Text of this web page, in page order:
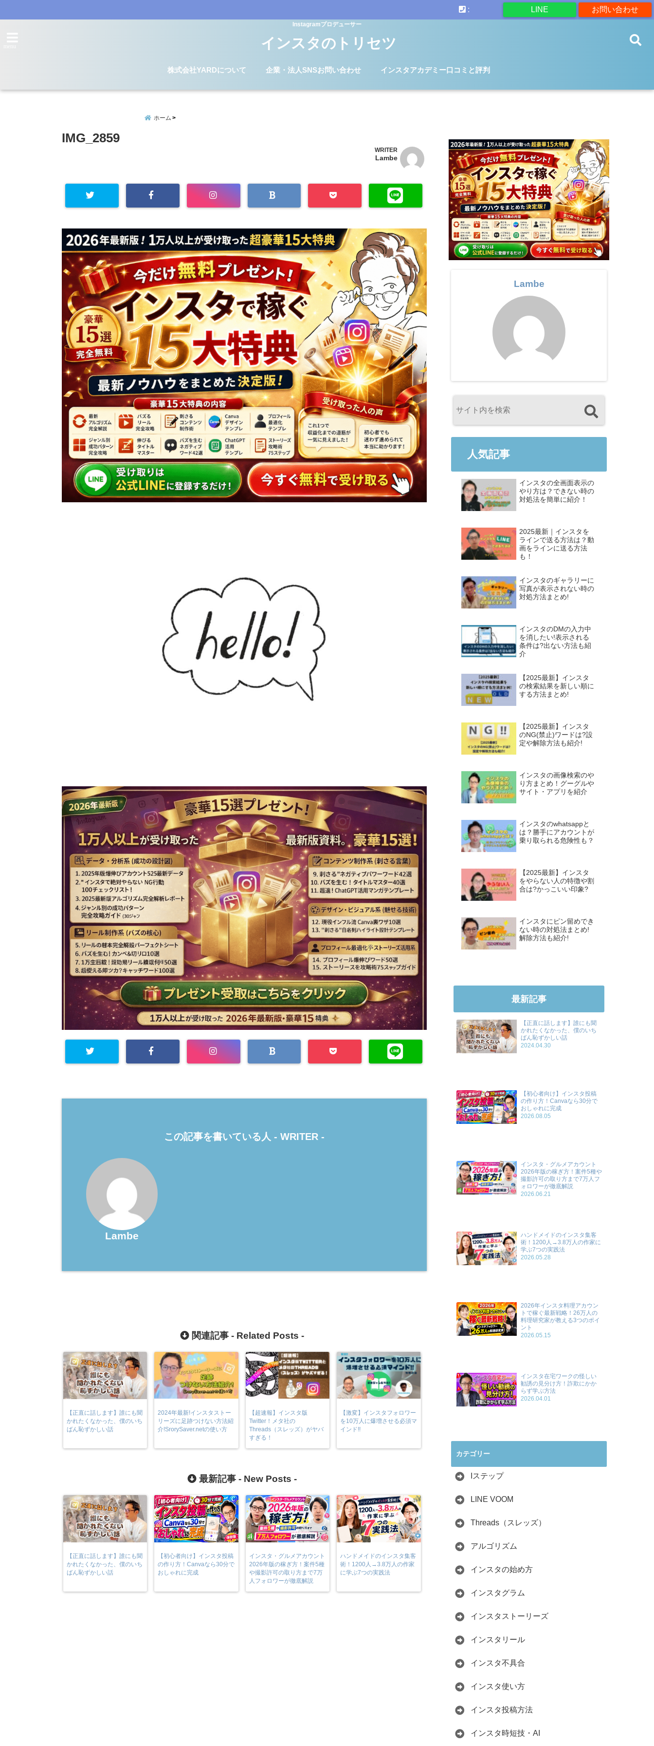
お問い合わせ
LINE
:
Instagramプロデューサー
インスタのトリセツ
株式会社YARDについて 企業・法人SNSお問い合わせ インスタアカデミー口コミと評判
ホーム
IMG_2859
WRITER
Lambe
この記事を書いている人 - WRITER -
Lambe
関連記事 - Related Posts -
【正直に話します】誰にも聞
かれたくなかった、僕のいち
ばん恥ずかしい話
2024年最新!インスタストー
リーズに足跡つけない方法紹
介!SrorySaver.netの使い方
【超速報】インスタ版
Twitter！メタ社の
Threads（スレッズ）がヤバ
すぎる！
【激変】インスタフォロワー
を10万人に爆増させる必須マ
インド!!
最新記事 - New Posts -
【正直に話します】誰にも聞
かれたくなかった、僕のいち
ばん恥ずかしい話
【初心者向け】インスタ投稿
の作り方！Canvaなら30分で
おしゃれに完成
インスタ・グルメアカウント
2026年版の稼ぎ方！案件5種
や撮影許可の取り方まで7万
人フォロワーが徹底解説
ハンドメイドのインスタ集客
術！1200人→3.8万人の作家
に学ぶ7つの実践法
Lambe
人気記事
インスタの全画面表示の
やり方は？できない時の
対処法を簡単に紹介！
2025最新｜インスタを
ラインで送る方法は？動
画をラインに送る方法
も！
インスタのギャラリーに
写真が表示されない時の
対処方法まとめ!
インスタのDMの入力中
を消したい!表示される
条件は?出ない方法も紹
介
【2025最新】インスタ
の検索結果を新しい順に
する方法まとめ!
【2025最新】インスタ
のNG(禁止)ワードは?設
定や解除方法も紹介!
インスタの画像検索のや
り方まとめ！グーグルや
サイト・アプリを紹介
インスタのwhatsappと
は？勝手にアカウントが
乗り取られる危険性も？
【2025最新】インスタ
をやらない人の特徴や割
合は?かっこいい印象?
インスタにピン留めでき
ない時の対処法まとめ!
解除方法も紹介!
最新記事
【正直に話します】誰にも聞
かれたくなかった、僕のいち
ばん恥ずかしい話
2024.04.30
【初心者向け】インスタ投稿
の作り方！Canvaなら30分で
おしゃれに完成
2026.08.05
インスタ・グルメアカウント
2026年版の稼ぎ方！案件5種や
撮影許可の取り方まで7万人フ
ォロワーが徹底解説
2026.06.21
ハンドメイドのインスタ集客
術！1200人→3.8万人の作家に
学ぶ7つの実践法
2026.05.28
2026年インスタ料理アカウン
トで稼ぐ最新戦略！26万人の
料理研究家が教える3つのポイ
ント
2026.05.15
インスタ在宅ワークの怪しい
勧誘の見分け方！詐欺にかか
らず学ぶ方法
2026.04.01
カテゴリー
Iステップ
LINE VOOM
Threads（スレッズ）
アルゴリズム
インスタの始め方
インスタグラム
インスタストーリーズ
インスタリール
インスタ不具合
インスタ使い方
インスタ投稿方法
インスタ時短技・AI